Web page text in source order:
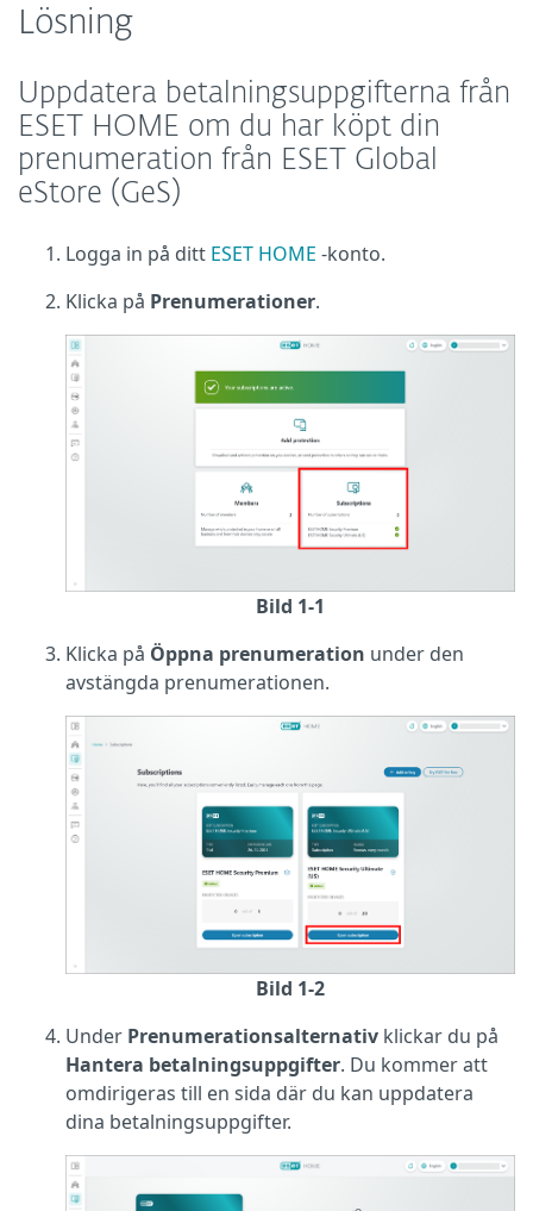
Lösning
Uppdatera betalningsuppgifterna från
ESET HOME om du har köpt din
prenumeration från ESET Global
eStore (GeS)
Logga in på ditt ESET HOME -konto.
Klicka på Prenumerationer.
Bild 1-1
Klicka på Öppna prenumeration under den
avstängda prenumerationen.
Bild 1-2
Under Prenumerationsalternativ klickar du på
Hantera betalningsuppgifter. Du kommer att
omdirigeras till en sida där du kan uppdatera
dina betalningsuppgifter.